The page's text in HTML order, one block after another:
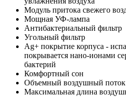
Модуль притока свежего
Мощная УФ-лампа
Антибактериальный фильтр
Угольный фильтр
Ag+ покрытие корпуса -
покрывается нано-ионами
бактерий
Комфортный сон
Объемный воздушный поток
Максимальная длина